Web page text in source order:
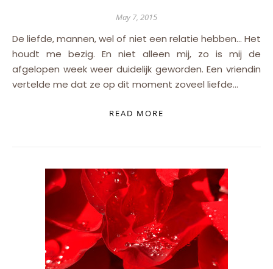
May 7, 2015
De liefde, mannen, wel of niet een relatie hebben… Het
houdt me bezig. En niet alleen mij, zo is mij de
afgelopen week weer duidelijk geworden. Een vriendin
vertelde me dat ze op dit moment zoveel liefde…
READ MORE